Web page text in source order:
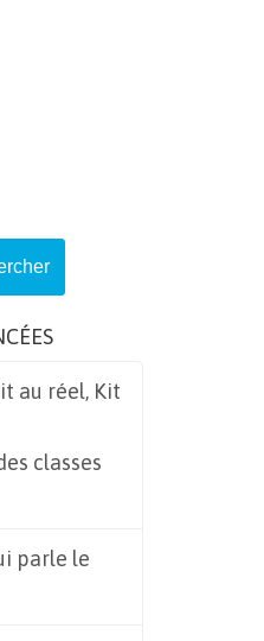
au réel, Kit
classes
parle le